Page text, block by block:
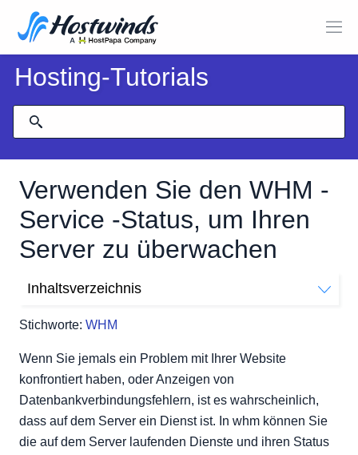
Hosting-Tutorials
Verwenden Sie den WHM -
Service -Status, um Ihren
Server zu überwachen
Stichworte: WHM
Inhaltsverzeichnis
Serviceinformationen erklärt
Schnelle Übersicht über Systeminformationen
Schnelle Übersicht über die Festplatteninformationen
Wenn Sie jemals ein Problem mit Ihrer Website
konfrontiert haben, oder Anzeigen von
Datenbankverbindungsfehlern, ist es wahrscheinlich,
dass auf dem Server ein Dienst ist. In whm können Sie
die auf dem Server laufenden Dienste und ihren Status